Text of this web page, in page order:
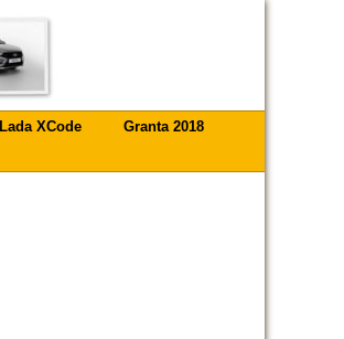
Lada XCode
Granta 2018